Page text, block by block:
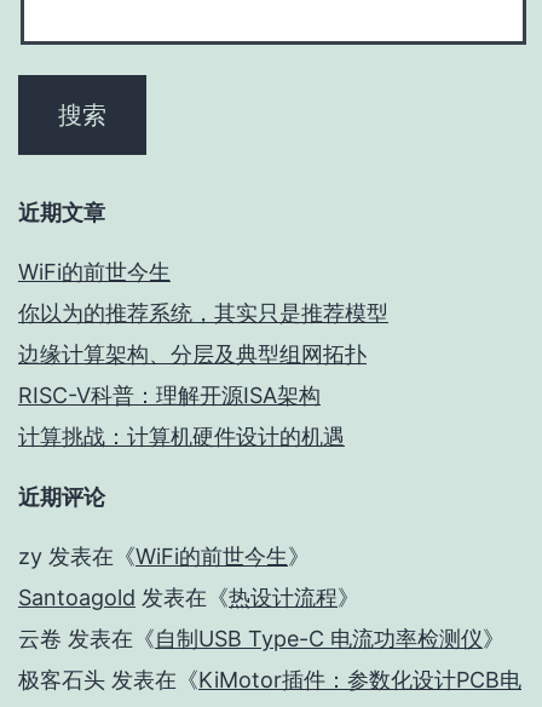
近期文章
WiFi的前世今生
你以为的推荐系统，其实只是推荐模型
边缘计算架构、分层及典型组网拓扑
RISC-V科普：理解开源ISA架构
计算挑战：计算机硬件设计的机遇
近期评论
zy 发表在《WiFi的前世今生》
Santoagold 发表在《热设计流程》
云卷 发表在《自制USB Type-C 电流功率检测仪》
极客石头 发表在《KiMotor插件：参数化设计PCB电